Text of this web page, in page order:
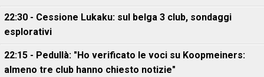
22:30 - Cessione Lukaku: sul belga 3 club, sondaggi
esplorativi
22:15 - Pedullà: "Ho verificato le voci su Koopmeiners:
almeno tre club hanno chiesto notizie"